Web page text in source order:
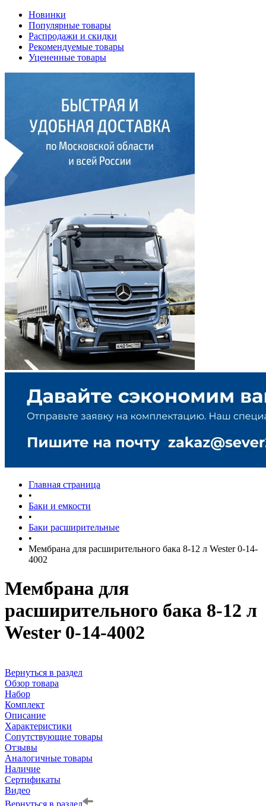
Новинки
Популярные товары
Распродажи и скидки
Рекомендуемые товары
Уцененные товары
Главная страница
•
Баки и емкости
•
Баки расширительные
•
Мембрана для расширительного бака 8-12 л Wester 0-14-
4002
Мембрана для
расширительного бака 8-12 л
Wester 0-14-4002
Вернуться в раздел
Обзор товара
Набор
Комплект
Описание
Характеристики
Сопутствующие товары
Отзывы
Аналогичные товары
Наличие
Сертификаты
Видео
Вернуться в раздел